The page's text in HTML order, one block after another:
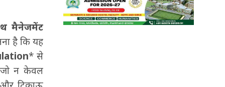
मैनेजमेंट
है कि यह
* से
जो न केवल